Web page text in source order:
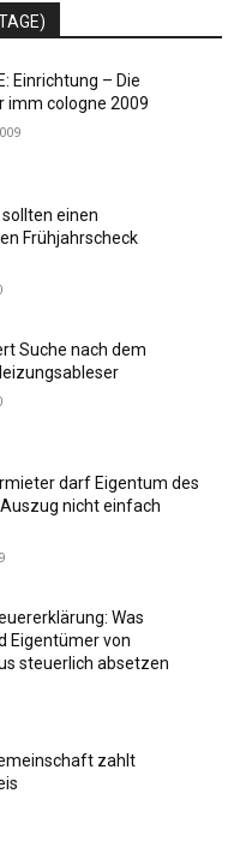
Einrichtung – Die
imm cologne 2009
einen
Frühjahrscheck
Suche nach dem
darf Eigentum des
nicht einfach
Was
Eigentümer von
steuerlich absetzen
zahlt